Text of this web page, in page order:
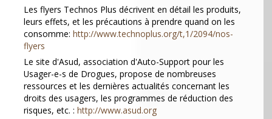
Les flyers Technos Plus décrivent en détail les produits,
leurs effets, et les précautions à prendre quand on les
consomme: http://www.technoplus.org/t,1/2094/nos-
flyers
Le site d'Asud, association d'Auto-Support pour les
Usager-e-s de Drogues, propose de nombreuses
ressources et les dernières actualités concernant les
droits des usagers, les programmes de réduction des
risques, etc. : http://www.asud.org